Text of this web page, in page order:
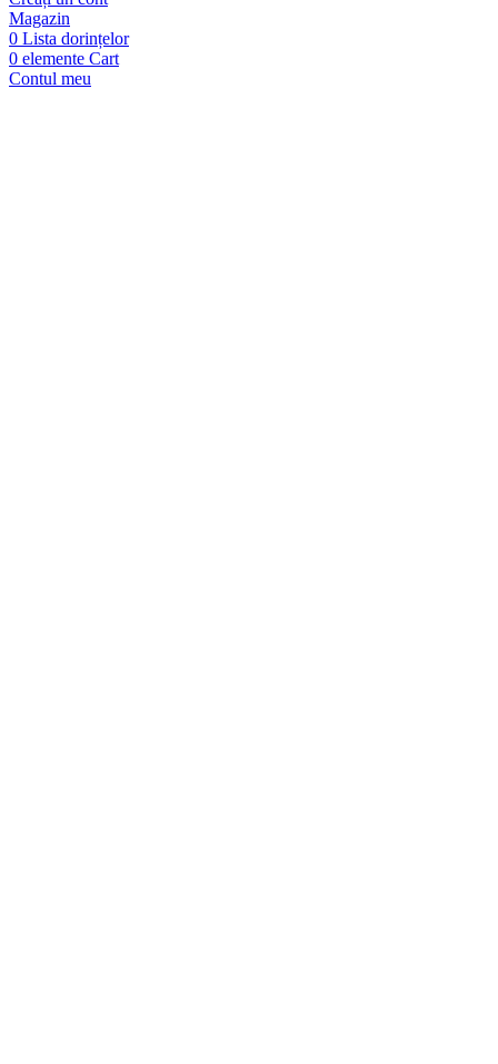
Magazin
0 Lista dorințelor
0 elemente Cart
Contul meu